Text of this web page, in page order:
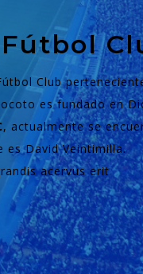
Club
es fundado en
, actualmente se
es David Veintimilla.
acervus erit